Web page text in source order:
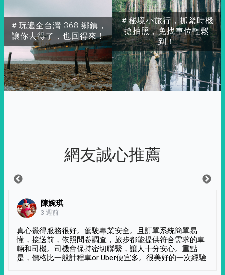
＃玩遍全台灣 368 鄉鎮，
讓你去得了，也回得來！
＃秘境小旅行，抓緊時機
搶拍照，免找車位輕鬆
到！
網友誠心推薦
陳婉琪
3 週前
真心覺得服務很好。駕駛專業安全。且訂單系統簡單易
懂，接送前，依照問卷調查，旅步都能提供符合需求的車
輛和司機。司機會保持密切聯繫，讓人十分安心。重點
是，價格比一般計程車or Uber便宜多。很美好的一次經驗